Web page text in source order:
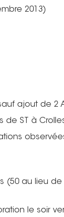
2013)
ajout de
ST à
(50 au lieu de
le soir